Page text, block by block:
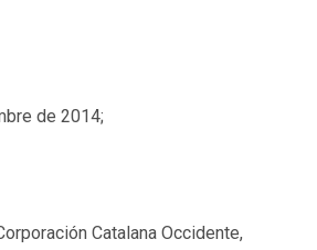
de 2014;
Catalana Occidente,